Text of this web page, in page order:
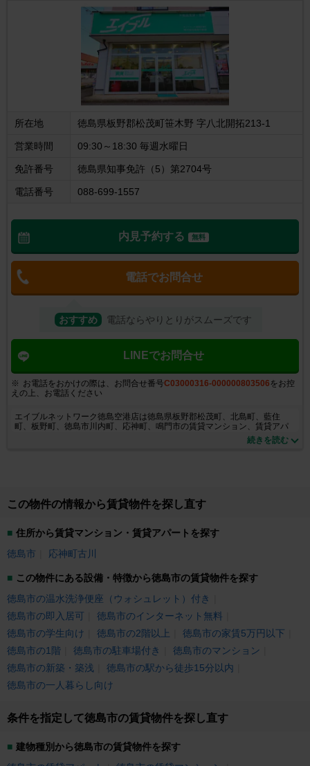
所在地 徳島県板野郡松茂町笹木野 字八北開拓213-1
営業時間 09:30～18:30 毎週水曜日
免許番号 徳島県知事免許（5）第2704号
電話番号 088-699-1557
内見予約する 無料
電話でお問合せ
おすすめ 電話ならやりとりがスムーズです
LINEでお問合せ
お電話をおかけの際は、お問合せ番号C03000316-000000803506 をお控
えの上、お電話ください
エイブルネットワーク徳島空港店は徳島県板野郡松茂町、北島町、藍住
町、板野町、徳島市川内町、応神町、鳴門市の賃貸マンション、賃貸アパ
ート、貸家を中心にお客様のお部屋探しのサポートをさせていただいてお
ります。当店では、お客様の生活イメージにお応えできるよう、地域情報
続きを読む
この物件の情報から賃貸物件を探し直す
住所から賃貸マンション・賃貸アパートを探す
徳島市
応神町古川
この物件にある設備・特徴から徳島市の賃貸物件を探す
徳島市の温水洗浄便座（ウォシュレット）付き
徳島市の即入居可
徳島市のインターネット無料
徳島市の学生向け
徳島市の2階以上
徳島市の家賃5万円以下
徳島市の1階
徳島市の駐車場付き
徳島市のマンション
徳島市の新築・築浅
徳島市の駅から徒歩15分以内
徳島市の一人暮らし向け
条件を指定して徳島市の賃貸物件を探し直す
建物種別から徳島市の賃貸物件を探す